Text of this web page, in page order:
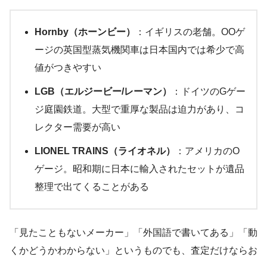
Hornby（ホーンビー）
：イギリスの老舗。OOゲ
ージの英国型蒸気機関車は日本国内では希少で高
値がつきやすい
LGB（エルジービー/レーマン）
：ドイツのGゲー
ジ庭園鉄道。大型で重厚な製品は迫力があり、コ
レクター需要が高い
LIONEL TRAINS（ライオネル）
：アメリカのO
ゲージ。昭和期に日本に輸入されたセットが遺品
整理で出てくることがある
「見たこともないメーカー」「外国語で書いてある」「動
くかどうかわからない」というものでも、査定だけならお